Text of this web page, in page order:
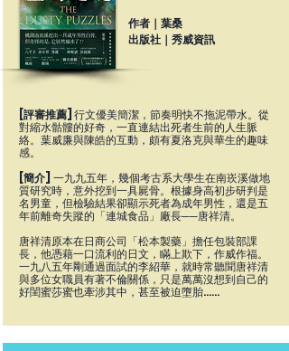
作者｜葉桑
出版社｜秀威資訊
[評審推薦] 行文優美簡潔，節奏明快不拖泥帶水。從
對縮水骷髏的好奇，一直連結出死者生前的人生脈
絡。葉威廉與陳皓的互動，頗有夏洛克與華生的趣味
感。
[簡介] 一九九五年，幾個考古系大學生在南崁溪做地
質研究時，意外挖到一具屍骨。根據身高初步研判是
名男童，但檢驗結果卻顯示死者為成年男性，還是五
年前離奇失蹤的「連城食品」廠長──唐祥清。
唐祥清原本在日商公司「松本製藥」擔任包裝部課
長，他憑藉一口流利的日文，瞞上欺下，作威作福。
一九八五年剛通過面試的李紹華，就時常聽聞唐祥清
與多位女職員有著不倫關係，只是萬萬沒想到自己的
好閨蜜莎蜜也牽涉其中，甚至被迫墮胎……